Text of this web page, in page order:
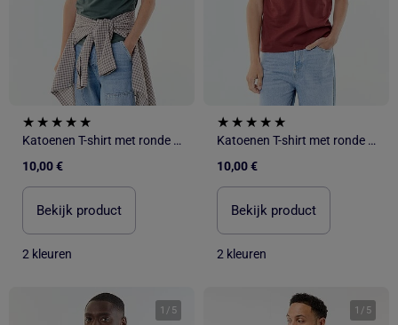
Katoenen T-shirt met ronde hals
10,00 €
Bekijk product
2 kleuren
Katoenen T-shirt met ronde hals
10,00 €
Bekijk product
2 kleuren
1 / 5 1 / 5